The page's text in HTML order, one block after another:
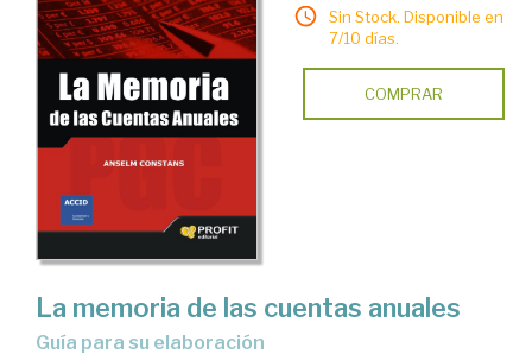
Sin Stock. Disponible en
7/10 días.
COMPRAR
La memoria de las cuentas anuales
guía para su elaboración